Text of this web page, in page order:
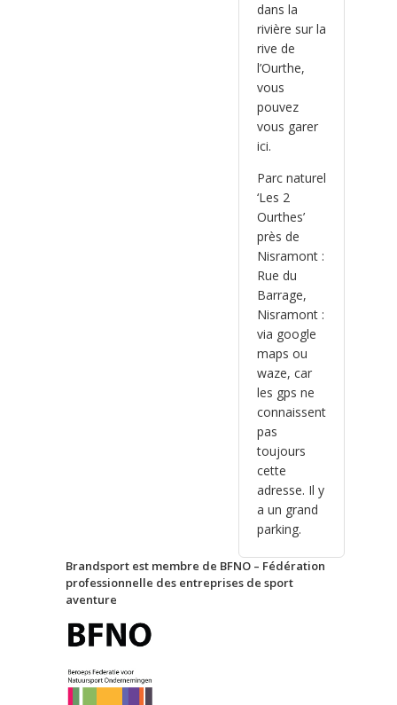
dans la
rivière sur la
rive de
l’Ourthe,
vous
pouvez
vous garer
ici.
Parc naturel
‘Les 2
Ourthes’
près de
Nisramont :
Rue du
Barrage,
Nisramont :
via google
maps ou
waze, car
les gps ne
connaissent
pas
toujours
cette
adresse. Il y
a un grand
parking.
Brandsport est membre de BFNO – Fédération
professionnelle des entreprises de sport
aventure